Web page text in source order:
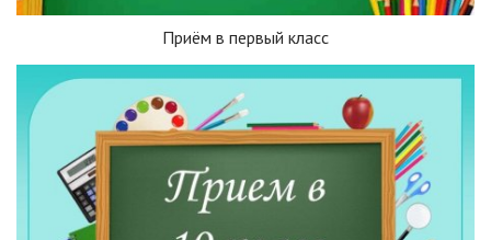
Приём в первый класс